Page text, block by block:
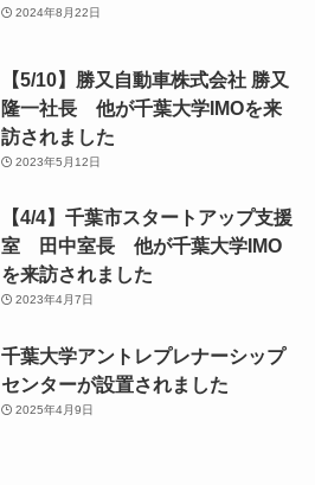
2024年8月22日
【5/10】勝又自動車株式会社 勝又
隆一社長 他が千葉大学IMOを来
訪されました
2023年5月12日
【4/4】千葉市スタートアップ支援
室 田中室長 他が千葉大学IMO
を来訪されました
2023年4月7日
千葉大学アントレプレナーシップ
センターが設置されました
2025年4月9日